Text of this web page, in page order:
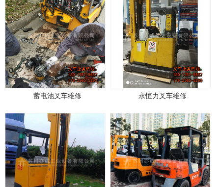
蓄电池叉车维修 永恒力叉车维修